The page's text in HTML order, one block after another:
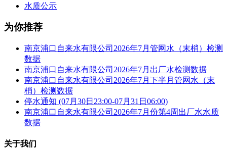
水质公示
为你推荐
南京浦口自来水有限公司2026年7月管网水（末梢）检测
数据
南京浦口自来水有限公司2026年7月出厂水检测数据
南京浦口自来水有限公司2026年7月下半月管网水（末
梢）检测数据
停水通知 (07月30日23:00-07月31日06:00)
南京浦口自来水有限公司2026年7月份第4周出厂水水质
数据
关于我们